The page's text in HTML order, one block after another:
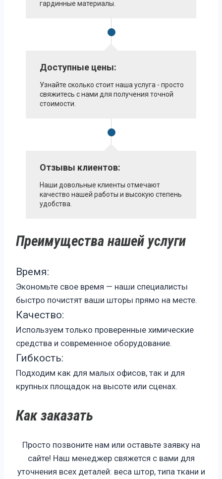
гардинные материалы.
Доступные цены:
Узнайте сколько стоит наша услуга - просто
свяжитесь с нами для получения точной
стоимости.
Отзывы клиентов:
Наши довольные клиенты отмечают
качество нашей работы и высокую степень
удобства.
Преимущества нашей услуги
Время:
Экономьте свое время — наши специалисты
быстро почистят ваши шторы прямо на месте.
Качество:
Используем только проверенные химические
средства и современное оборудование.
Гибкость:
Подходим как для малых офисов, так и для
крупных площадок на высоте или сценах.
Как заказать
Просто позвоните нам или оставьте заявку на
сайте! Наш менеджер свяжется с вами для
уточнения всех деталей: веса штор, типа ткани и